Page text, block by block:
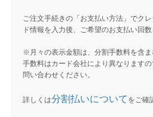
ご注文手続きの「お支払い方法」でク
ド情報を入力後、ご希望のお支払い回数
※月々の表示金額は、分割手数料を含ま
手数料はカード会社により異なります
問い合わせください。
詳しくは分割払いについて をご確